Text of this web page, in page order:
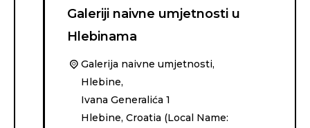
Galeriji naivne umjetnosti u
Hlebinama
Galerija naivne umjetnosti,
Hlebine,
Ivana Generalića 1
Hlebine, Croatia (Local Name: